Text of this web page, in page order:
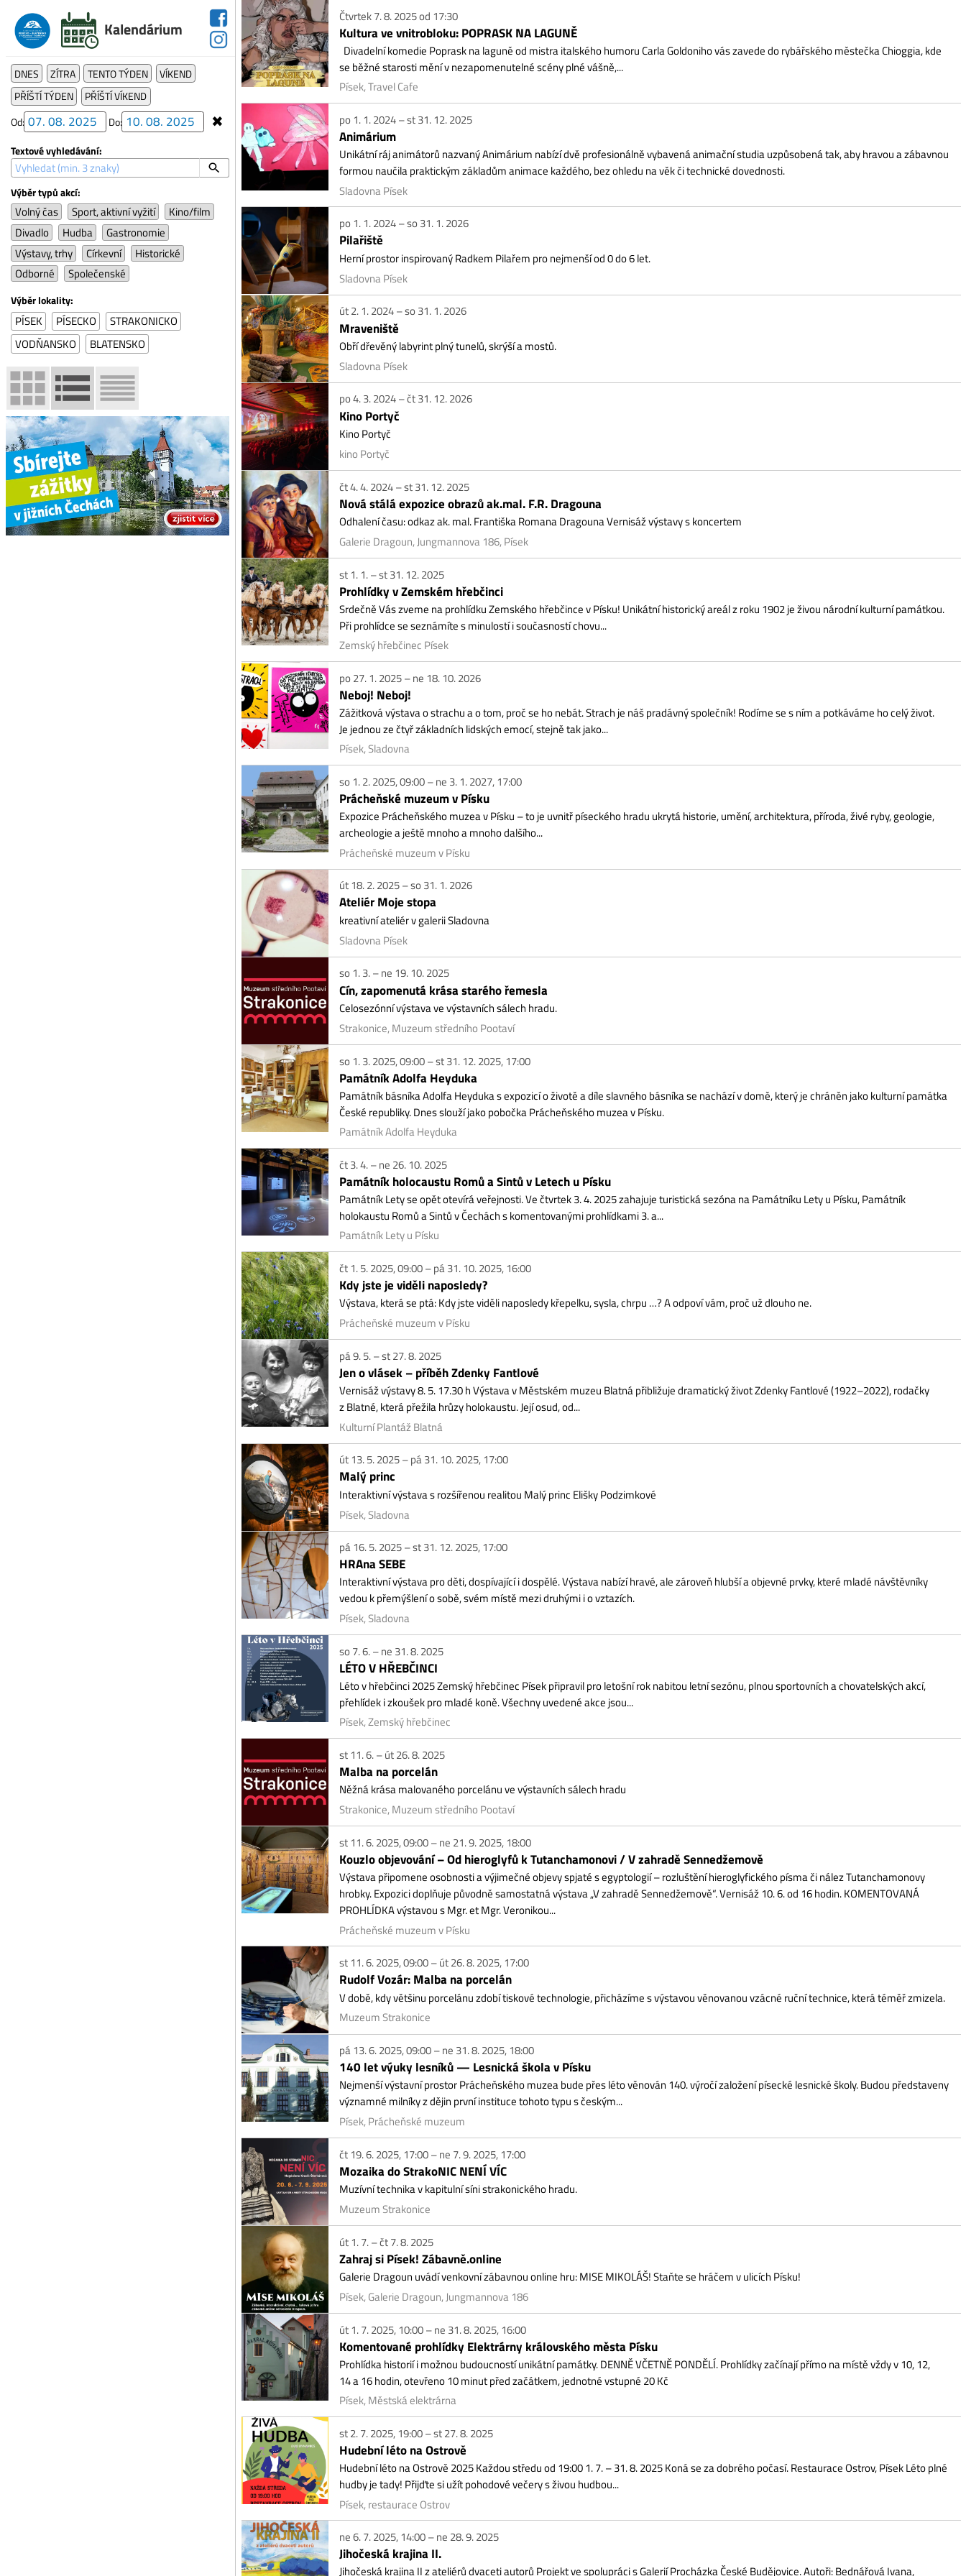
Kalendárium
DNES ZÍTRA TENTO TÝDEN
VÍKEND
PŘÍŠTÍ TÝDEN
PŘÍŠTÍ VÍKEND
Od:
Do: ✖
Textové vyhledávání:
Výběr typů akcí:
Volný čas Sport, aktivní vyžití
Kino/film
Divadlo
Hudba
Gastronomie
Výstavy, trhy
Církevní
Historické
Odborné
Společenské
Výběr lokality:
PÍSEK PÍSECKO
STRAKONICKO
VODŇANSKO
BLATENSKO
Čtvrtek 7. 8. 2025 od 17:30
Kultura ve vnitrobloku: POPRASK NA LAGUNĚ
Divadelní komedie Poprask na laguně od mistra italského humoru Carla Goldoniho vás zavede do rybářského městečka Chioggia, kde
se běžné starosti mění v nezapomenutelné scény plné vášně,...
Písek, Travel Cafe
po 1. 1. 2024 – st 31. 12. 2025
Animárium
Unikátní ráj animátorů nazvaný Animárium nabízí dvě profesionálně vybavená animační studia uzpůsobená tak, aby hravou a zábavnou
formou naučila praktickým základům animace každého, bez ohledu na věk či technické dovednosti.
Sladovna Písek
po 1. 1. 2024 – so 31. 1. 2026
Pilařiště
Herní prostor inspirovaný Radkem Pilařem pro nejmenší od 0 do 6 let.
Sladovna Písek
út 2. 1. 2024 – so 31. 1. 2026
Mraveniště
Obří dřevěný labyrint plný tunelů, skrýší a mostů.
Sladovna Písek
po 4. 3. 2024 – čt 31. 12. 2026
Kino Portyč
Kino Portyč
kino Portyč
čt 4. 4. 2024 – st 31. 12. 2025
Nová stálá expozice obrazů ak.mal. F.R. Dragouna
Odhalení času: odkaz ak. mal. Františka Romana Dragouna Vernisáž výstavy s koncertem
Galerie Dragoun, Jungmannova 186, Písek
st 1. 1. – st 31. 12. 2025
Prohlídky v Zemském hřebčinci
Srdečně Vás zveme na prohlídku Zemského hřebčince v Písku! Unikátní historický areál z roku 1902 je živou národní kulturní památkou.
Při prohlídce se seznámíte s minulostí i současností chovu...
Zemský hřebčinec Písek
po 27. 1. 2025 – ne 18. 10. 2026
Neboj! Neboj!
Zážitková výstava o strachu a o tom, proč se ho nebát. Strach je náš pradávný společník! Rodíme se s ním a potkáváme ho celý život.
Je jednou ze čtyř základních lidských emocí, stejně tak jako...
Písek, Sladovna
so 1. 2. 2025, 09:00 – ne 3. 1. 2027, 17:00
Prácheňské muzeum v Písku
Expozice Prácheňského muzea v Písku – to je uvnitř píseckého hradu ukrytá historie, umění, architektura, příroda, živé ryby, geologie,
archeologie a ještě mnoho a mnoho dalšího...
Prácheňské muzeum v Písku
út 18. 2. 2025 – so 31. 1. 2026
Ateliér Moje stopa
kreativní ateliér v galerii Sladovna
Sladovna Písek
so 1. 3. – ne 19. 10. 2025
Cín, zapomenutá krása starého řemesla
Celosezónní výstava ve výstavních sálech hradu.
Strakonice, Muzeum středního Pootaví
Památník Adolfa Heyduka
Památník básníka Adolfa Heyduka s expozicí o životě a díle slavného básníka se nachází v domě, který je chráněn jako kulturní památka
České republiky. Dnes slouží jako pobočka Prácheňského muzea v Písku.
Památník Adolfa Heyduka
čt 3. 4. – ne 26. 10. 2025
Památník holocaustu Romů a Sintů v Letech u Písku
Památník Lety se opět otevírá veřejnosti. Ve čtvrtek 3. 4. 2025 zahajuje turistická sezóna na Památníku Lety u Písku, Památník
holokaustu Romů a Sintů v Čechách s komentovanými prohlídkami 3. a...
Památník Lety u Písku
čt 1. 5. 2025, 09:00 – pá 31. 10. 2025, 16:00
Kdy jste je viděli naposledy?
Výstava, která se ptá: Kdy jste viděli naposledy křepelku, sysla, chrpu …? A odpoví vám, proč už dlouho ne.
Prácheňské muzeum v Písku
pá 9. 5. – st 27. 8. 2025
Jen o vlásek – příběh Zdenky Fantlové
Vernisáž výstavy 8. 5. 17.30 h Výstava v Městském muzeu Blatná přibližuje dramatický život Zdenky Fantlové (1922–2022), rodačky
z Blatné, která přežila hrůzy holokaustu. Její osud, od...
Kulturní Plantáž Blatná
út 13. 5. 2025 – pá 31. 10. 2025, 17:00
Malý princ
Interaktivní výstava s rozšířenou realitou Malý princ Elišky Podzimkové
Písek, Sladovna
pá 16. 5. 2025 – st 31. 12. 2025, 17:00
HRAna SEBE
vedou k přemýšlení o sobě, svém místě mezi druhými i o vztazích.
Písek, Sladovna
so 7. 6. – ne 31. 8. 2025
LÉTO V HŘEBČINCI
Léto v hřebčinci 2025 Zemský hřebčinec Písek připravil pro letošní rok nabitou letní sezónu, plnou sportovních a chovatelských akcí,
přehlídek i zkoušek pro mladé koně. Všechny uvedené akce jsou...
Písek, Zemský hřebčinec
st 11. 6. – út 26. 8. 2025
Malba na porcelán
Něžná krása malovaného porcelánu ve výstavních sálech hradu
Strakonice, Muzeum středního Pootaví
st 11. 6. 2025, 09:00 – ne 21. 9. 2025, 18:00
Kouzlo objevování – Od hieroglyfů k Tutanchamonovi / V zahradě Sennedžemově
Výstava připomene osobnosti a výjimečné objevy spjaté s egyptologií – rozluštění hieroglyfického písma či nález Tutanchamonovy
hrobky. Expozici doplňuje původně samostatná výstava „V zahradě Sennedžemově“. Vernisáž 10. 6. od 16 hodin. KOMENTOVANÁ
PROHLÍDKA výstavou s Mgr. et Mgr. Veronikou...
Prácheňské muzeum v Písku
st 11. 6. 2025, 09:00 – út 26. 8. 2025, 17:00
Rudolf Vozár: Malba na porcelán
V době, kdy většinu porcelánu zdobí tiskové technologie, přicházíme s výstavou věnovanou vzácné ruční technice, která téměř zmizela.
Muzeum Strakonice
pá 13. 6. 2025, 09:00 – ne 31. 8. 2025, 18:00
140 let výuky lesníků — Lesnická škola v Písku
Nejmenší výstavní prostor Prácheňského muzea bude přes léto věnován 140. výročí založení písecké lesnické školy. Budou představeny
významné milníky z dějin první instituce tohoto typu s českým...
Písek, Prácheňské muzeum
čt 19. 6. 2025, 17:00 – ne 7. 9. 2025, 17:00
Mozaika do StrakoNIC NENÍ VÍC
Muzívní technika v kapitulní síni strakonického hradu.
Muzeum Strakonice
út 1. 7. – čt 7. 8. 2025
Zahraj si Písek! Zábavně.online
Galerie Dragoun uvádí venkovní zábavnou online hru: MISE MIKOLÁŠ! Staňte se hráčem v ulicích Písku!
Písek, Galerie Dragoun, Jungmannova 186
út 1. 7. 2025, 10:00 – ne 31. 8. 2025, 16:00
Komentované prohlídky Elektrárny královského města Písku
Prohlídka historií i možnou budoucností unikátní památky. DENNĚ VČETNĚ PONDĚLÍ. Prohlídky začínají přímo na místě vždy v 10, 12,
14 a 16 hodin, otevřeno 10 minut před začátkem, jednotné vstupné 20 Kč
Písek, Městská elektrárna
st 2. 7. 2025, 19:00 – st 27. 8. 2025
Hudební léto na Ostrově
Hudební léto na Ostrově 2025 Každou středu od 19:00 1. 7. – 31. 8. 2025 Koná se za dobrého počasí. Restaurace Ostrov, Písek Léto plné
hudby je tady! Přijďte si užít pohodové večery s živou hudbou...
Písek, restaurace Ostrov
ne 6. 7. 2025, 14:00 – ne 28. 9. 2025
Jihočeská krajina II.
Jihočeská krajina II z ateliérů dvaceti autorů Projekt ve spolupráci s Galerií Procházka České Budějovice. Autoři: Bednářová Ivana,
Divišová Olga, Gantnerová Ivana, Gregorová Šípová Pavla, Harazin...
Vodňany, Městská galerie
po 14. 7. – út 30. 9. 2025
Kukuřičné bludiště
Zábava v bludišti pro celou rodinu Přemýšlíte, kam na výlet s dětmi? Kukuřičná bludiště jsou skvělým tipem nejen na víkend! Zažijete
netradiční dobrodružství v přírodě na čerstvém vzduchu,...
Strakonice, Kukuřičáci
út 15. 7. – st 1. 10. 2025
Divadelní předplatné PODZIM
Divadelní předplatné nabízí představení s mimořádnými hereckými výkony a zaručuje vám stálé místo v hledišti dle vašeho výběru.
Cena abonentní vstupenky 1200 Kč / 1050 Kč Předprodej vstupenek zde...
Kulturní Plantáž Blatná